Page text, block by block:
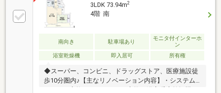
3LDK 73.94m2
4階 南
南向き 駐車場あり
モニタ付インターホ
ン
浴室乾燥機
即入居可 所有権
◆スーパー、コンビニ、ドラッグストア、医療施設徒
歩10分圏内♪【主なリノベーション内容】・システム